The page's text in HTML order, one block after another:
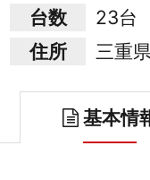
台数
23台
住所
三重
基本情